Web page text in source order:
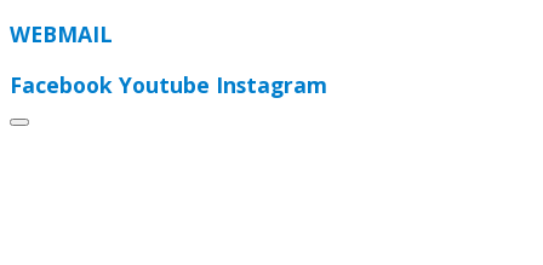
WEBMAIL
Facebook Youtube Instagram